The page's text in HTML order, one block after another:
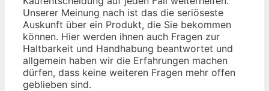
Unserer Meinung nach ist das die seriöseste
Auskunft über ein Produkt, die Sie bekommen
können. Hier werden ihnen auch Fragen zur
Haltbarkeit und Handhabung beantwortet und
allgemein haben wir die Erfahrungen machen
dürfen, dass keine weiteren Fragen mehr offen
geblieben sind.